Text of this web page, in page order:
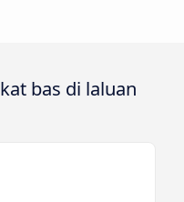
bas di laluan